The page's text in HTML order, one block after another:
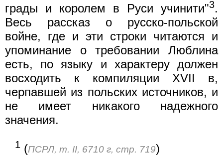
грады и королем в Руси учинити"3.
Весь рассказ о русско-польской
войне, где и эти строки читаются и
упоминание о требовании Люблина
есть, по языку и характеру должен
восходить к компиляции XVII в,
черпавшей из польских источников, и
не имеет никакого надежного
значения.
1 (ПСРЛ, т. II, 6710 г, стр. 719)